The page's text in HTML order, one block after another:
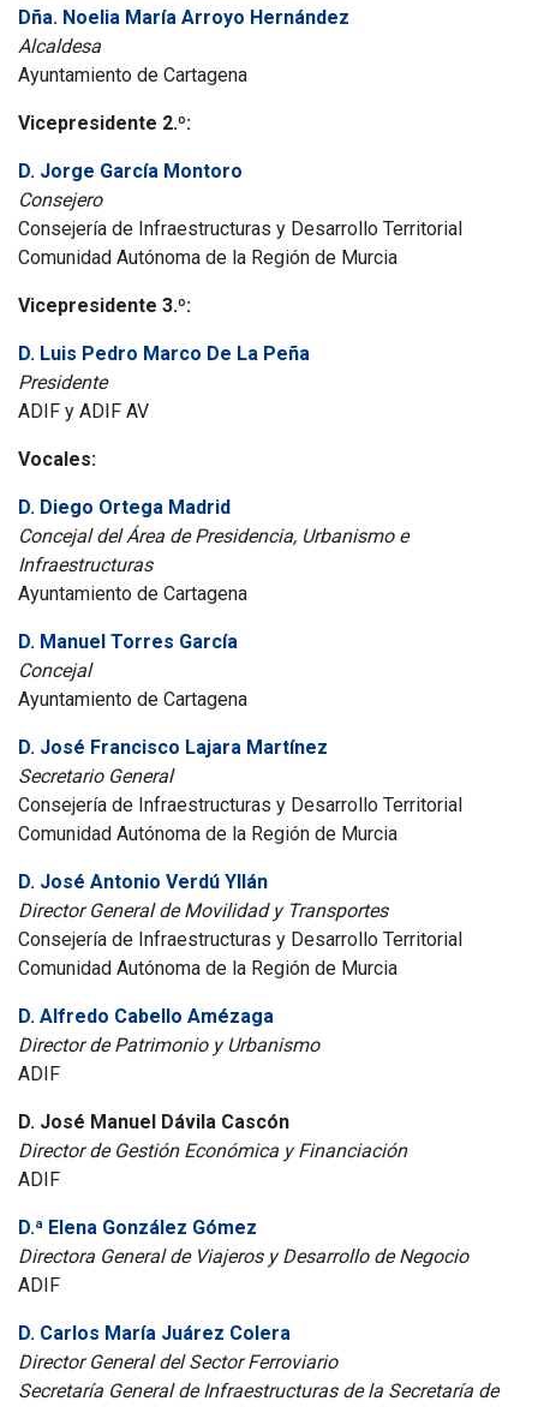
Dña. Noelia María Arroyo Hernández
Alcaldesa
Ayuntamiento de Cartagena
Vicepresidente 2.º:
D. Jorge García Montoro
Consejero
Consejería de Infraestructuras y Desarrollo Territorial
Comunidad Autónoma de la Región de Murcia
Vicepresidente 3.º:
D. Luis Pedro Marco De La Peña
Presidente
ADIF y ADIF AV
Vocales:
D. Diego Ortega Madrid
Concejal del Área de Presidencia, Urbanismo e
Infraestructuras
Ayuntamiento de Cartagena
D. Manuel Torres García
Concejal
Ayuntamiento de Cartagena
D. José Francisco Lajara Martínez
Secretario General
Consejería de Infraestructuras y Desarrollo Territorial
Comunidad Autónoma de la Región de Murcia
D. José Antonio Verdú Yllán
Director General de Movilidad y Transportes
Consejería de Infraestructuras y Desarrollo Territorial
Comunidad Autónoma de la Región de Murcia
D. Alfredo Cabello Amézaga
Director de Patrimonio y Urbanismo
ADIF
D. José Manuel Dávila Cascón
Director de Gestión Económica y Financiación
ADIF
D.ª Elena González Gómez
Directora General de Viajeros y Desarrollo de Negocio
ADIF
D. Carlos María Juárez Colera
Director General del Sector Ferroviario
Secretaría General de Infraestructuras de la Secretaría de